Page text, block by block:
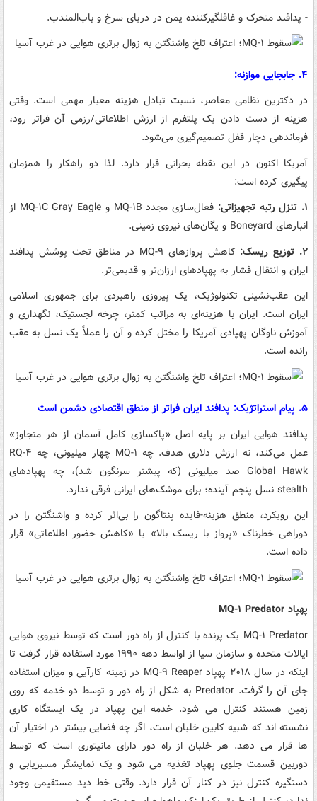
- پدافند متحرک و غافلگیرکننده یمن در دریای سرخ و باب‌المندب.
۴. جابجایی موازنه:
در دکترین نظامی معاصر، نسبت تبادل هزینه معیار مهمی است. وقتی
هزینه از دست دادن یک پلتفرم از ارزش اطلاعاتی/رزمی آن فراتر رود،
فرماندهی دچار قفل تصمیم‌گیری می‌شود.
آمریکا اکنون در این نقطه بحرانی قرار دارد. لذا دو راهکار را همزمان
پیگیری کرده است:
۱. تنزل رتبه تجهیزاتی:
فعال‌سازی مجدد MQ-۱B و MQ-۱C Gray Eagle از
انبارهای Boneyard و یگان‌های نیروی زمینی.
۲. توزیع ریسک:
کاهش پروازهای MQ-۹ در مناطق تحت پوشش پدافند
ایران و انتقال فشار به پهپادهای ارزان‌تر و قدیمی‌تر.
این عقب‌نشینی تکنولوژیک، یک پیروزی راهبردی برای جمهوری اسلامی
ایران است. ایران با هزینه‌ای به مراتب کمتر، چرخه لجستیک، نگهداری و
آموزش ناوگان پهپادی آمریکا را مختل کرده و آن را عملاً یک نسل به عقب
رانده است.
۵. پیام استراتژیک: پدافند ایران فراتر از منطق اقتصادی دشمن است
پدافند هوایی ایران بر پایه اصل «پاکسازی کامل آسمان از هر متجاوز»
عمل می‌کند، نه ارزش دلاری هدف. چه MQ-۱ چهار میلیونی، چه RQ-۴
Global Hawk صد میلیونی (که پیشتر سرنگون شد)، چه پهپادهای
stealth نسل پنجم آینده؛ برای موشک‌های ایرانی فرقی ندارد.
این رویکرد، منطق هزینه-فایده پنتاگون را بی‌اثر کرده و واشنگتن را در
دوراهی خطرناک «پرواز با ریسک بالا» یا «کاهش حضور اطلاعاتی» قرار
داده است.
پهپاد MQ-۱ Predator
MQ-۱ Predator یک پرنده با کنترل از راه دور است که توسط نیروی هوایی
ایالات متحده و سازمان سیا از اواسط دهه ۱۹۹۰ مورد استفاده قرار گرفت تا
اینکه در سال ۲۰۱۸ پهپاد MQ-۹ Reaper در زمینه کارآیی و میزان استفاده
جای آن را گرفت. Predator به شکل از راه دور و توسط دو خدمه که روی
زمین هستند کنترل می شود. خدمه این پهپاد در یک ایستگاه کاری
نشسته اند که شبیه کابین خلبان است، اگر چه فضایی بیشتر در اختیار آن
ها قرار می دهد. هر خلبان از راه دور دارای مانیتوری است که توسط
دوربین قسمت جلوی پهپاد تغذیه می شود و یک نمایشگر مسیریابی و
دستگیره کنترل نیز در کنار آن قرار دارد. وقتی خط دید مستقیمی وجود